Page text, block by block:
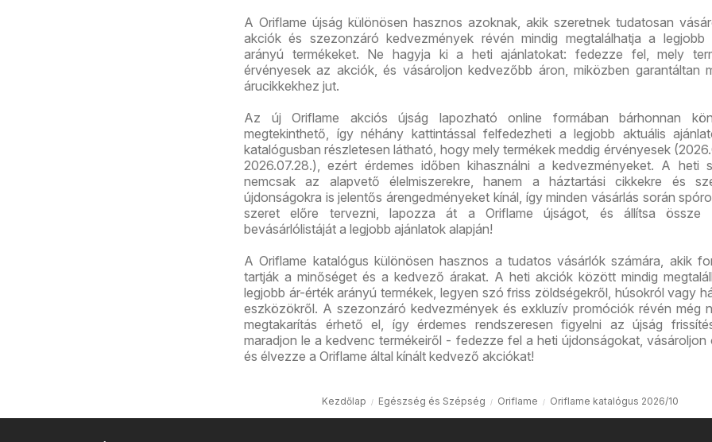
A Oriflame újság különösen hasznos azoknak, akik szeretnek tudatosan
akciók és szezonzáró kedvezmények révén mindig megtalálhatja a legjobb
arányú termékeket. Ne hagyja ki a heti ajánlatokat: fedezze fel, mely
érvényesek az akciók, és vásároljon kedvezőbb áron, miközben garantáltan
árucikkekhez jut.
Az új Oriflame akciós újság lapozható online formában bárhonnan
megtekinthető, így néhány kattintással felfedezheti a legjobb aktuális
katalógusban részletesen látható, hogy mely termékek meddig érvényesek
2026.07.28.), ezért érdemes időben kihasználni a kedvezményeket. A heti
nemcsak az alapvető élelmiszerekre, hanem a háztartási cikkekre és
újdonságokra is jelentős árengedményeket kínál, így minden vásárlás során
szeret előre tervezni, lapozza át a Oriflame újságot, és állítsa össze
bevásárlólistáját a legjobb ajánlatok alapján!
A Oriflame katalógus különösen hasznos a tudatos vásárlók számára, akik
tartják a minőséget és a kedvező árakat. A heti akciók között mindig
legjobb ár-érték arányú termékek, legyen szó friss zöldségekről, húsokról vagy
eszközökről. A szezonzáró kedvezmények és exkluzív promóciók révén még
megtakarítás érhető el, így érdemes rendszeresen figyelni az újság
maradjon le a kedvenc termékeiről - fedezze fel a heti újdonságokat, vásároljon
és élvezze a Oriflame által kínált kedvező akciókat!
Kezdőlap Egészség és Szépség Oriflame Oriflame katalógus 2026/10